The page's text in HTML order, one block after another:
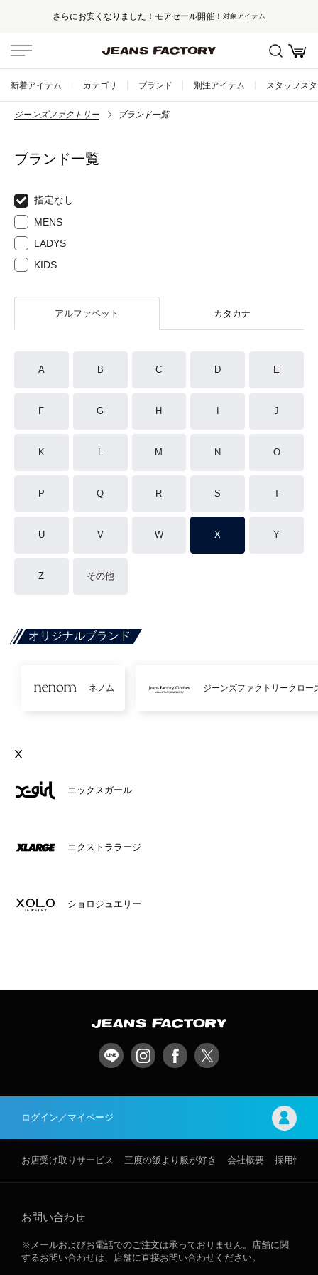
さらにお安くなりました！モアセール開催！ 対象アイテム
新着アイテム カテゴリ ブランド 別注アイテム スタッフス
ジーンズファクトリー ブランド一覧
ブランド一覧
指定なし
MENS
LADYS
KIDS
アルファベット カタカナ
A B C D E
F G H J
K L M N O
P Q R S T
U V W X Y
Z その他
オリジナルブランド
ネノム ジーンズファクトリークロー
X
エックスガール
エクストララージ
ショロジュエリー
ログイン／マイページ
お店受け取りサービス 三度の飯より服が好き 会社概要 採用情報
お問い合わせ
※メールおよびお電話でのご注文は承っておりません。店舗に関
するお問い合わせは、店舗に直接お問い合わせください。